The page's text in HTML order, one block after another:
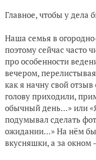
Главное, чтобы у дела
Наша семья в
поэтому сейчас часто
про особенности
вечером,
как я начну свой
голову приходили,
обычный день...» или
подумывал сделать
ожидании...» На нём
вкусняшки, а за окном